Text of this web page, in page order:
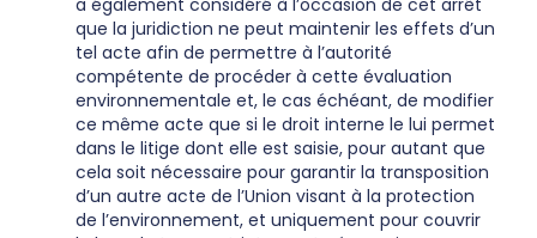
a également considéré à l’occasion de cet arrêt
que la juridiction ne peut maintenir les effets d’un
tel acte afin de permettre à l’autorité
compétente de procéder à cette évaluation
environnementale et, le cas échéant, de modifier
ce même acte que si le droit interne le lui permet
dans le litige dont elle est saisie, pour autant que
cela soit nécessaire pour garantir la transposition
d’un autre acte de l’Union visant à la protection
de l’environnement, et uniquement pour couvrir